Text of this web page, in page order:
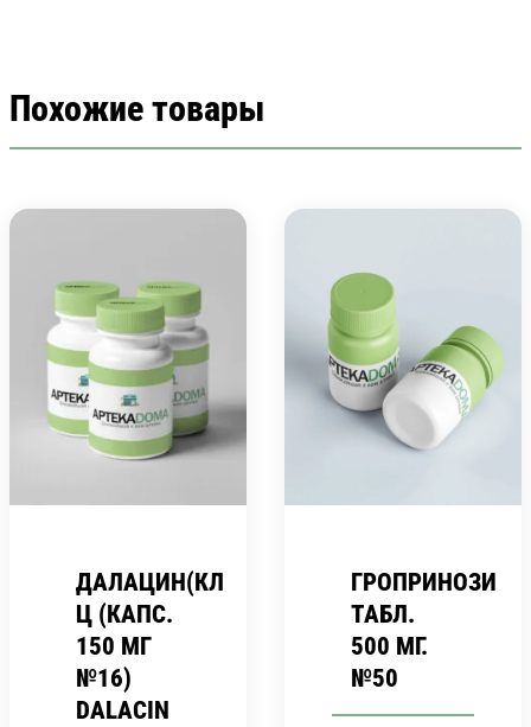
Похожие товары
ДАЛАЦИН(КЛИНДАМИЦИН)
Ц (КАПС.
150 МГ
№16)
DALACIN
ГРОПРИНОЗИН
ТАБЛ.
500 МГ.
№50